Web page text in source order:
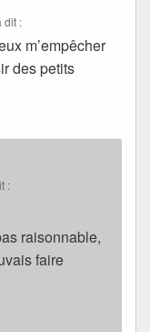
dit :
m’empêcher
des petits
:
raisonnable,
faire